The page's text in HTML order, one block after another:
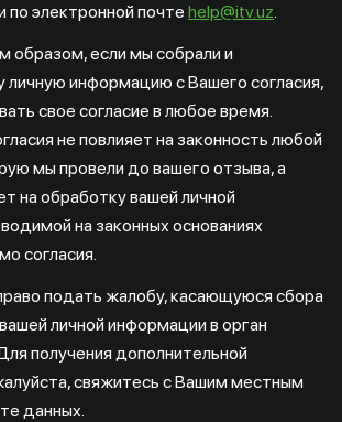
по электронной почте help@itv.uz.
образом, если мы собрали и
личную информацию с Вашего согласия,
свое согласие в любое время.
не повлияет на законность любой
мы провели до вашего отзыва, а
на обработку вашей личной
на законных основаниях
согласия.
подать жалобу, касающуюся сбора
личной информации в орган
получения дополнительной
свяжитесь с Вашим местным
данных.